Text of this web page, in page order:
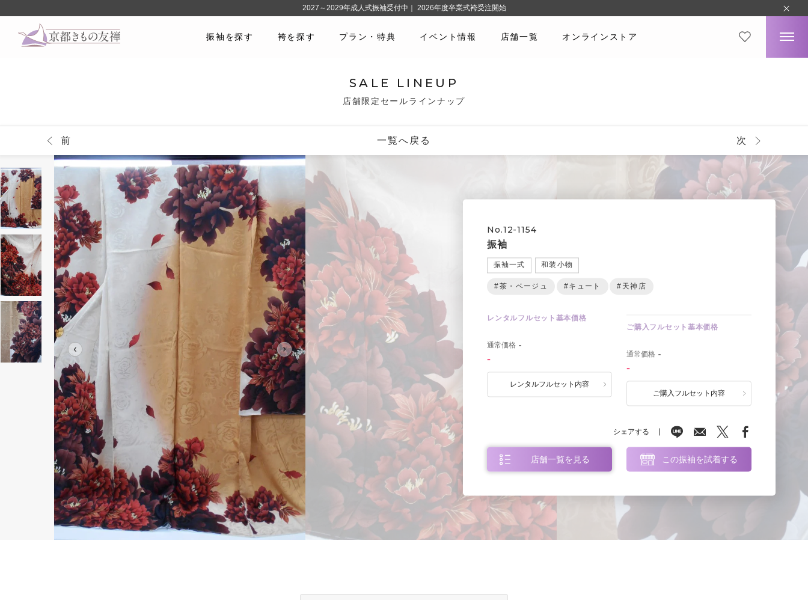
振袖を探す 袴を探す プラン・特典 イベント情報 店舗一覧 オンラインストア
SALE LINEUP
店舗限定セールラインナップ
前 一覧へ戻る 次
No.12-1154
振袖
振袖一式 和装小物
#茶・ベージュ #キュート #天神店
レンタルフルセット基本価格
通常価格 -
-
レンタルフルセット内容
ご購入フルセット基本価格
通常価格 -
-
ご購入フルセット内容
シェアする
店舗一覧を見る この振袖を試着する
2027～2029年成人式振袖受付中｜ 2026年度卒業式袴受注開始